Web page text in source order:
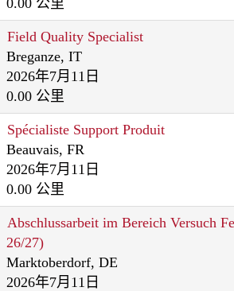
0.00 公里
Field Quality Specialist
Breganze, IT
2026年7月11日
0.00 公里
Spécialiste Support Produit
Beauvais, FR
2026年7月11日
0.00 公里
Abschlussarbeit im Bereich Versuch
26/27)
Marktoberdorf, DE
2026年7月11日